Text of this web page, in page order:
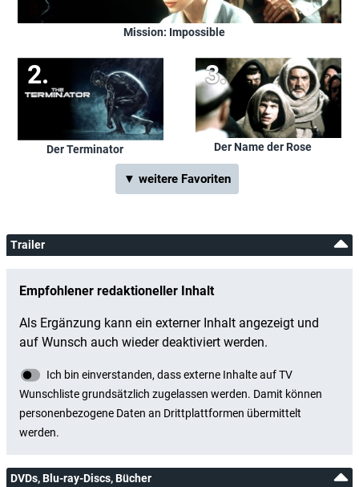
Mission: Impossible
Der Terminator Der Name der Rose
▼ weitere Favoriten
Trailer
DVDs, Blu-ray-Discs, Bücher